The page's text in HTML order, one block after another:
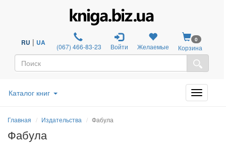
RU | UA (067) 466-83-23 Войти Желаемые
0
Корзина
Каталог книг
Главная Издательства Фабула
Фабула